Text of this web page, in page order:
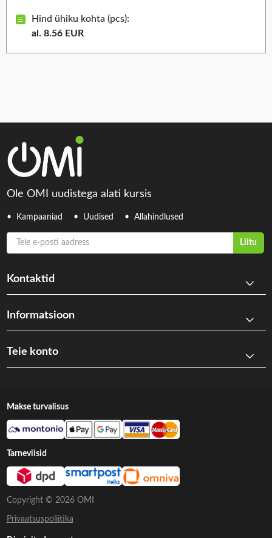
Hind ühiku kohta (pcs):
al. 8.56 EUR
Ole OMI uudistega alati kursis
Kampaaniad Uudised Allahindlused
Teie e-posti aadress
Liitu
Kontaktid
Informatsioon
Teie konto
Copyright © 2026 OMI
Privaatsuspoliitika
Makse turvalisus
Tarneviisid